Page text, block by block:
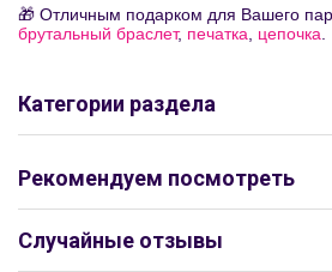
🎁 Отличным подарком для Вашего
брутальный браслет, печатка, цепочка.
Категории раздела
Рекомендуем посмотреть
Случайные отзывы